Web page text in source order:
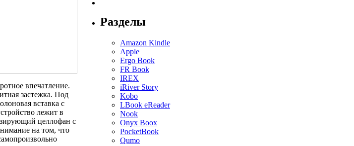
впечатление.
застежка. Под
вставка с
лежит в
целлофан с
на том, что
Разделы
Amazon Kindle
Apple
Ergo Book
FR Book
IREX
iRiver Story
Kobo
LBook eReader
Nook
Onyx Boox
PocketBook
Qumo